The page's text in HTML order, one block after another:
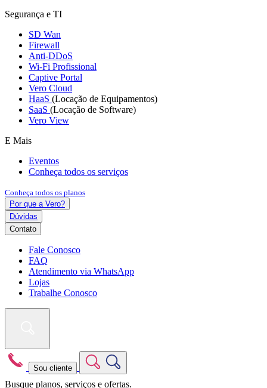
Segurança e TI
SD Wan
Firewall
Anti-DDoS
Wi-Fi Profissional
Captive Portal
Vero Cloud
HaaS (Locação de Equipamentos)
SaaS (Locação de Software)
Vero View
E Mais
Eventos
Conheça todos os serviços
Conheça todos os planos
Por que a Vero?
Dúvidas
Contato
Fale Conosco
FAQ
Atendimento via WhatsApp
Lojas
Trabalhe Conosco
Sou cliente
Busque planos, serviços e ofertas.